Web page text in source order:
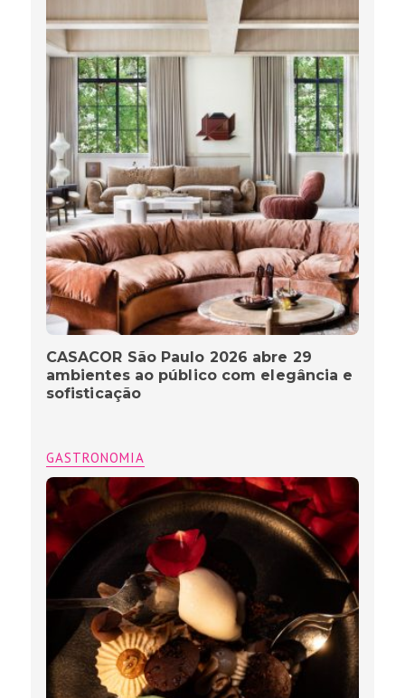
CASACOR São Paulo 2026 abre 29
ambientes ao público com elegância e
sofisticação
GASTRONOMIA